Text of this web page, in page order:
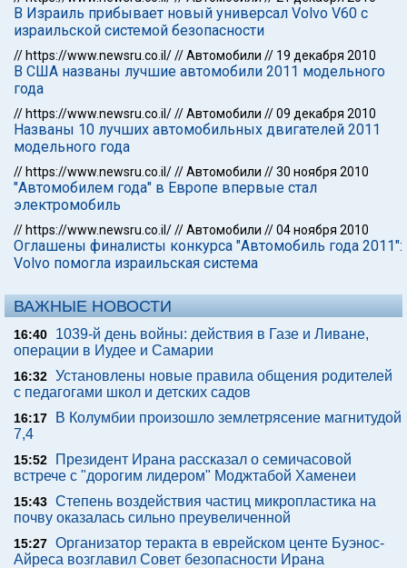
В Израиль прибывает новый универсал Volvo V60 с
израильской системой безопасности
// https://www.newsru.co.il///Автомобили // 19 декабря 2010
В США названы лучшие автомобили 2011 модельного
года
// https://www.newsru.co.il///Автомобили //09 декабря 2010
Названы 10 лучших автомобильных двигателей 2011
модельного года
// https://www.newsru.co.il///Автомобили //30 ноября 2010
"Автомобилем года" в Европе впервые стал
электромобиль
// https://www.newsru.co.il///Автомобили //04 ноября 2010
Оглашены финалисты конкурса "Автомобиль года 2011":
Volvo помогла израильская система
ВАЖНЫЕ НОВОСТИ
16:40
1039-й день войны: действия в Газе и Ливане,
операции в Иудее и Самарии
16:32 Установлены новые правила общения родителей
с педагогами школ и детских садов
16:17
В Колумбии произошло землетрясение магнитудой
7,4
15:52
Президент Ирана рассказал о семичасовой
встрече с "дорогим лидером" Моджтабой Хаменеи
15:43 Степень воздействия частиц микропластика на
почву оказалась сильно преувеличенной
15:27 Организатор теракта в еврейском центе Буэнос-
Айреса возглавил Совет безопасности Ирана